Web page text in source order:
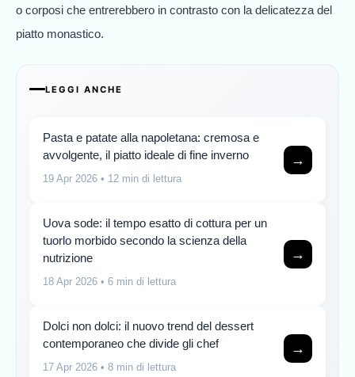
o corposi che entrerebbero in contrasto con la delicatezza del
piatto monastico.
LEGGI ANCHE
Pasta e patate alla napoletana: cremosa e
avvolgente, il piatto ideale di fine inverno
19 Apr 2026 • 12 min di lettura
→
Uova sode: il tempo esatto di cottura per un
tuorlo morbido secondo la scienza della
nutrizione
18 Apr 2026 • 6 min di lettura
→
Dolci non dolci: il nuovo trend del dessert
contemporaneo che divide gli chef
17 Apr 2026 • 8 min di lettura
→